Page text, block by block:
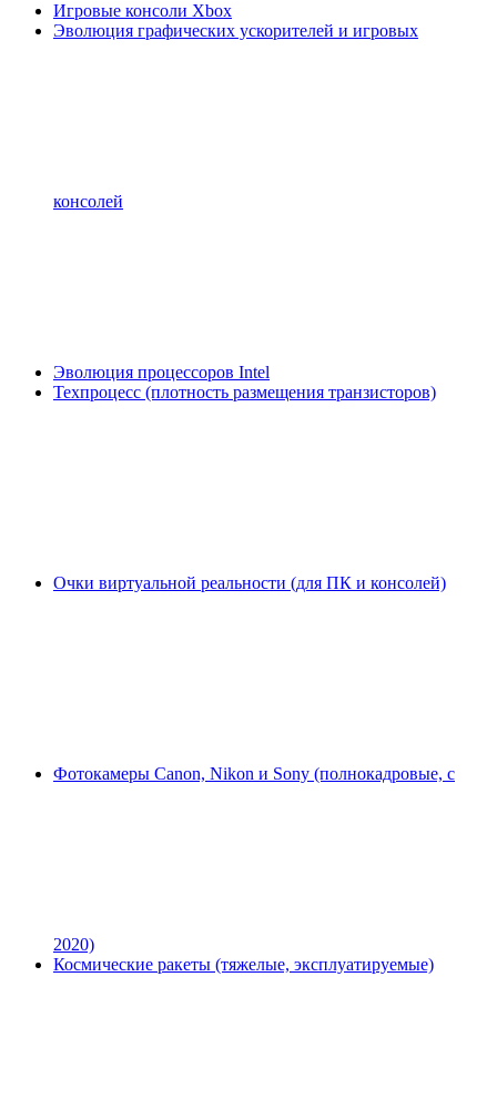
Игровые консоли Xbox
Эволюция графических ускорителей и игровых
консолей
Эволюция процессоров Intel
Техпроцесс (плотность размещения транзисторов)
Очки виртуальной реальности (для ПК и консолей)
Фотокамеры Canon, Nikon и Sony (полнокадровые, с
2020)
Космические ракеты (тяжелые, эксплуатируемые)